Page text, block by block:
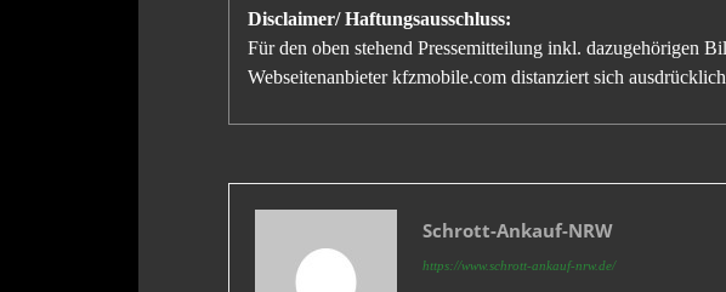
Disclaimer/ Haftungsausschluss:
Für den oben stehend Pressemitteilung inkl. dazugehörigen
Webseitenanbieter kfzmobile.com distanziert sich
Schrott-Ankauf-NRW
https://www.schrott-ankauf-nrw.de/